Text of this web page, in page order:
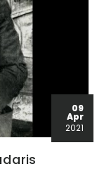
09
Apr
2021